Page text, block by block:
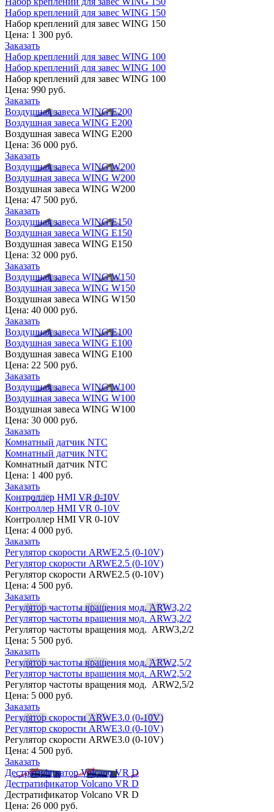
Набор креплений для завес WING 150
Набор креплений для завес WING 150
Цена: 1 300 руб.
Заказать
Набор креплений для завес WING 100
Набор креплений для завес WING 100
Набор креплений для завес WING 100
Цена: 990 руб.
Заказать
Воздушная завеса WING E200
Воздушная завеса WING E200
Воздушная завеса WING E200
Цена: 36 000 руб.
Заказать
Воздушная завеса WING W200
Воздушная завеса WING W200
Воздушная завеса WING W200
Цена: 47 500 руб.
Заказать
Воздушная завеса WING E150
Воздушная завеса WING E150
Воздушная завеса WING E150
Цена: 32 000 руб.
Заказать
Воздушная завеса WING W150
Воздушная завеса WING W150
Воздушная завеса WING W150
Цена: 40 000 руб.
Заказать
Воздушная завеса WING E100
Воздушная завеса WING E100
Воздушная завеса WING E100
Цена: 22 500 руб.
Заказать
Воздушная завеса WING W100
Воздушная завеса WING W100
Воздушная завеса WING W100
Цена: 30 000 руб.
Заказать
Комнатный датчик NTC
Комнатный датчик NTC
Комнатный датчик NTC
Цена: 1 400 руб.
Заказать
Контроллер HMI VR 0-10V
Контроллер HMI VR 0-10V
Контроллер HMI VR 0-10V
Цена: 4 000 руб.
Заказать
Регулятор скорости ARWE2.5 (0-10V)
Регулятор скорости ARWE2.5 (0-10V)
Регулятор скорости ARWE2.5 (0-10V)
Цена: 4 500 руб.
Заказать
Регулятор частоты вращения мод. ARW3,2/2
Регулятор частоты вращения мод. ARW3,2/2
Регулятор частоты вращения мод. ARW3,2/2
Цена: 5 500 руб.
Заказать
Регулятор частоты вращения мод. ARW2,5/2
Регулятор частоты вращения мод. ARW2,5/2
Регулятор частоты вращения мод. ARW2,5/2
Цена: 5 000 руб.
Заказать
Регулятор скорости ARWE3.0 (0-10V)
Регулятор скорости ARWE3.0 (0-10V)
Регулятор скорости ARWE3.0 (0-10V)
Цена: 4 500 руб.
Заказать
Дестратификатор Volcano VR D
Дестратификатор Volcano VR D
Дестратификатор Volcano VR D
Цена: 26 000 руб.